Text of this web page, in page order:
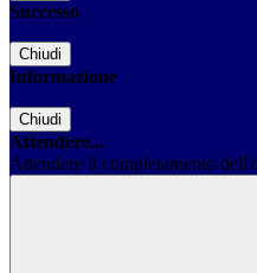
Successo
Chiudi
Informazione
Chiudi
Attendere...
Attendere il completamento